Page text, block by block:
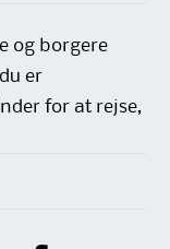
og borgere
er
for at rejse,